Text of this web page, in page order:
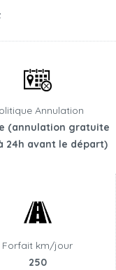
Annulation
(annulation gratuite
24h avant le départ)
Forfait km/jour
250